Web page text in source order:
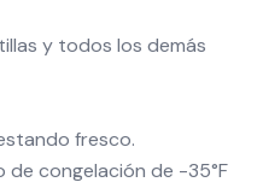
y todos los demás
fresco.
congelación de -35°F